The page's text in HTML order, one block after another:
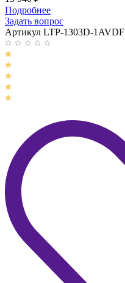
Подробнее
Задать вопрос
Артикул LTP-1303D-1AVDF